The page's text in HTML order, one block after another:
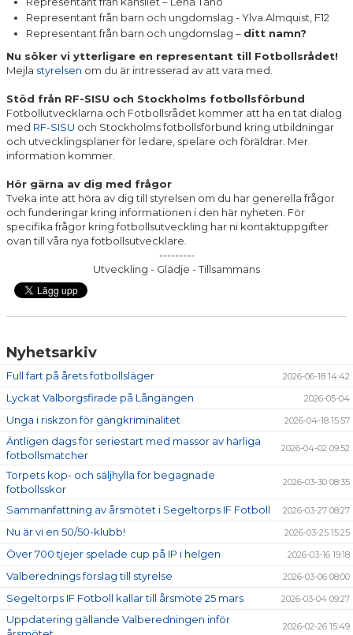
Representant från barn och ungdomslag - Ylva Almquist, F12
Representant från barn och ungdomslag – ditt namn?
Nu söker vi ytterligare en representant till Fotbollsrådet!
Mejla styrelsen om du är intresserad av att vara med.
Stöd från RF-SISU och Stockholms fotbollsförbund
Fotbollutvecklarna och Fotbollsrådet kommer att ha en tät dialog
med RF-SISU och Stockholms fotbollsförbund kring utbildningar
och utvecklingsplaner för ledare, spelare och föräldrar. Mer
information kommer.
Hör gärna av dig med frågor
Tveka inte att höra av dig till styrelsen om du har generella frågor
och funderingar kring informationen i den här nyheten. För
specifika frågor kring fotbollsutveckling har ni kontaktuppgifter
ovan till våra nya fotbollsutvecklare.
---------
Utveckling - Glädje - Tillsammans
Nyhetsarkiv
Full fart på årets fotbollsläger 2026-06-18 14:42
Lyckat Valborgsfirade på Långängen 2026-05-04
Unga i riskzon för gängkriminalitet 2026-04-18 15:57
Äntligen dags för seriestart med massor av härliga
fotbollsmatcher
2026-04-02 09:52
Torpets köp- och säljhylla för begagnade
fotbollsskor
2026-03-30 08:35
Sammanfattning av årsmötet i Segeltorps IF Fotboll 2026-03-27 08:27
Nu är vi en 50/50-klubb! 2026-03-25 15:25
Över 700 tjejer spelade cup på IP i helgen 2026-03-16 19:18
Valberednings förslag till styrelse 2026-03-06 08:00
Segeltorps IF Fotboll kallar till årsmöte 25 mars 2026-03-04 09:27
Uppdatering gällande Valberedningen inför
2026-02-26 15:49